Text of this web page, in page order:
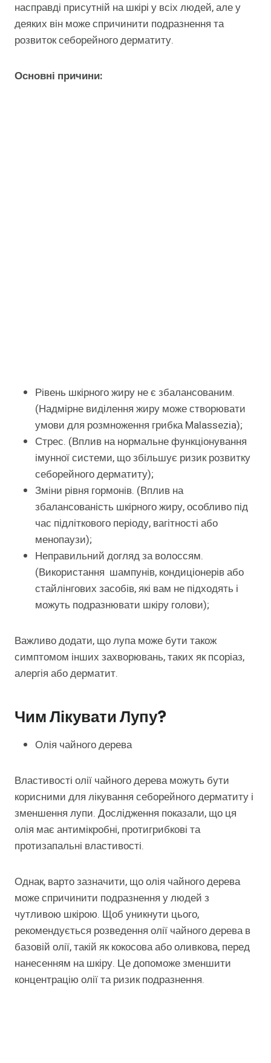
насправді присутній на шкірі у всіх людей, але у
деяких він може спричинити подразнення та
розвиток себорейного дерматиту.
Основні причини:
Рівень шкірного жиру не є збалансованим.
(Надмірне виділення жиру може створювати
умови для розмноження грибка Malassezia);
Стрес. (Вплив на нормальне функціонування
імунної системи, що збільшує ризик розвитку
себорейного дерматиту);
Зміни рівня гормонів. (Вплив на
збалансованість шкірного жиру, особливо під
час підліткового періоду, вагітності або
менопаузи);
Неправильний догляд за волоссям.
(Використання шампунів, кондиціонерів або
стайлінгових засобів, які вам не підходять і
можуть подразнювати шкіру голови);
Важливо додати, що лупа може бути також
симптомом інших захворювань, таких як псоріаз,
алергія або дерматит.
Чим Лікувати Лупу?
Олія чайного дерева
Властивості олії чайного дерева можуть бути
корисними для лікування себорейного дерматиту і
зменшення лупи. Дослідження показали, що ця
олія має антимікробні, протигрибкові та
протизапальні властивості.
Однак, варто зазначити, що олія чайного дерева
може спричинити подразнення у людей з
чутливою шкірою. Щоб уникнути цього,
рекомендується розведення олії чайного дерева в
базовій олії, такій як кокосова або оливкова, перед
нанесенням на шкіру. Це допоможе зменшити
концентрацію олії та ризик подразнення.